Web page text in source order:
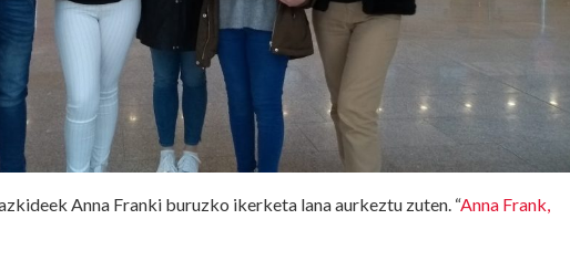
Anna Franki buruzko ikerketa lana aurkeztu zuten. “Anna Frank,